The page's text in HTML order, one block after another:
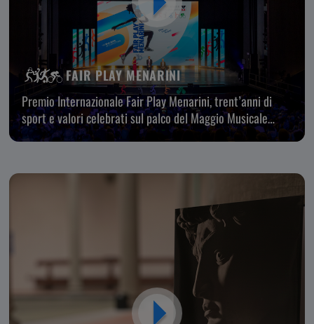
FAIR PLAY MENARINI
Premio Internazionale Fair Play Menarini, trent’anni di
sport e valori celebrati sul palco del Maggio Musicale
Fiorentino